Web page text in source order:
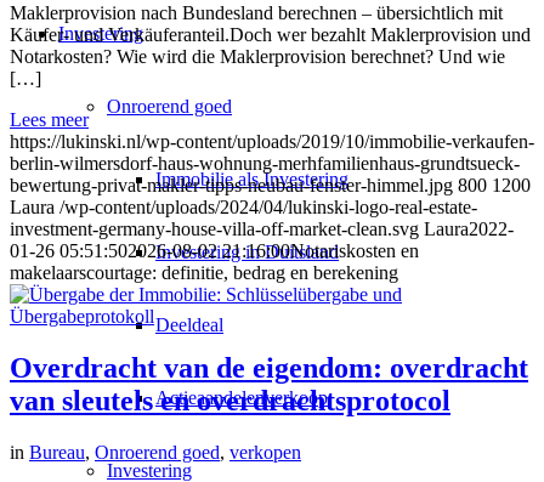
Investering
Onroerend goed
Immobilie als Investering
Investering in Duitsland
Deeldeal
Actieaandelenverkoop
Investering
Maklerprovision nach Bundesland berechnen – übersichtlich mit
Käufer- und Verkäuferanteil.Doch wer bezahlt Maklerprovision und
Notarkosten? Wie wird die Maklerprovision berechnet? Und wie
[…]
Lees meer
https://lukinski.nl/wp-content/uploads/2019/10/immobilie-verkaufen-
berlin-wilmersdorf-haus-wohnung-merhfamilienhaus-grundtsueck-
bewertung-privat-makler-tipps-neubau-fenster-himmel.jpg 800 1200
Laura /wp-content/uploads/2024/04/lukinski-logo-real-estate-
investment-germany-house-villa-off-market-clean.svg Laura2022-
01-26 05:51:502026-08-02 21:16:00Notariskosten en
makelaarscourtage: definitie, bedrag en berekening
Overdracht van de eigendom: overdracht
van sleutels en overdrachtsprotocol
in Bureau, Onroerend goed, verkopen